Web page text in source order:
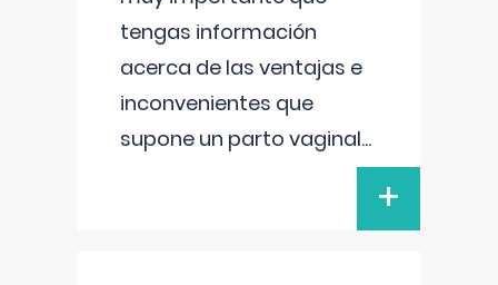
tengas información
acerca de las ventajas e
inconvenientes que
supone un parto vaginal...
+